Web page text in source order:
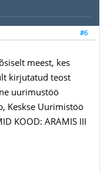
#6
meest, kes
kirjutatud teost
uurimustöö
Keskse Uurimistöö
KOOD: ARAMIS III